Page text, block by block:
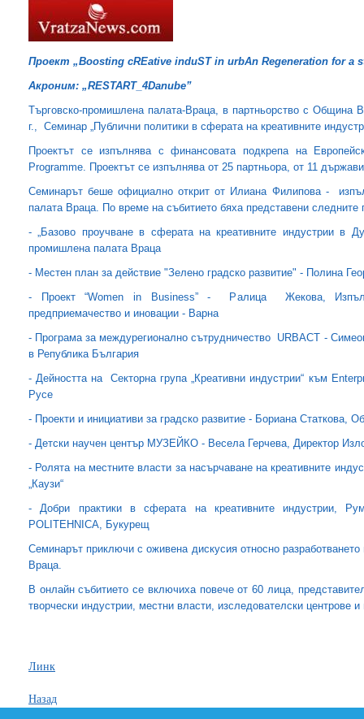
Проект „Boosting cREative induST in urbAn Regeneration for a
Акроним: „RESTART_4Danube”
Търговско-промишлена палата-Враца, в партньорство с Община
г., Семинар „Публични политики в сферата на креативните
Проектът се изпълнява с финансовата подкрепа на
Programme. Проектът се изпълнява от 25 партньора, от 11
Семинарът беше официално открит от Илиана Филипова -
палата Враца. По време на събитието бяха представени следните
- „Базово проучване в сферата на креативните индустрии в
промишлена палата Враца
- Местен план за действие "Зелено градско развитие" - Полина
- Проект “Women in Business” - Ралица Жекова,
предприемачество и иновации - Варна
- Програма за междурегионално сътрудничество URBACT -
в Република България
- Дейността на Секторна група „Креативни индустрии“ към
Русе
- Проекти и инициативи за градско развитие - Бориана Статкова,
- Детски научен център МУЗЕЙКО - Весела Герчева, Директор
- Ролята на местните власти за насърчаване на креативните
„Каузи“
- Добри практики в сферата на креативните индустрии,
POLITEHNICA, Букурещ
Семинарът приключи с оживена дискусия относно
Враца.
В онлайн събитието се включиха повече от 60 лица,
творчески индустрии, местни власти, изследователски центрове и
Линк
Назад